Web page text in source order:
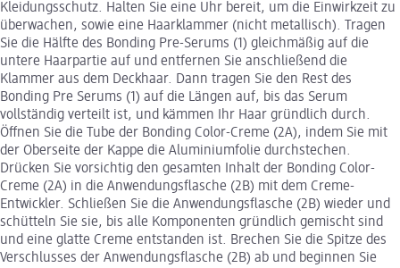
Kleidungsschutz. Halten Sie eine Uhr bereit, um die Einwirkzeit zu
überwachen, sowie eine Haarklammer (nicht metallisch). Tragen
Sie die Hälfte des Bonding Pre-Serums (1) gleichmäßig auf die
untere Haarpartie auf und entfernen Sie anschließend die
Klammer aus dem Deckhaar. Dann tragen Sie den Rest des
Bonding Pre Serums (1) auf die Längen auf, bis das Serum
vollständig verteilt ist, und kämmen Ihr Haar gründlich durch.
Öffnen Sie die Tube der Bonding Color-Creme (2A), indem Sie mit
der Oberseite der Kappe die Aluminiumfolie durchstechen.
Drücken Sie vorsichtig den gesamten Inhalt der Bonding Color-
Creme (2A) in die Anwendungsflasche (2B) mit dem Creme-
Entwickler. Schließen Sie die Anwendungsflasche (2B) wieder und
schütteln Sie sie, bis alle Komponenten gründlich gemischt sind
und eine glatte Creme entstanden ist. Brechen Sie die Spitze des
Verschlusses der Anwendungsflasche (2B) ab und beginnen Sie